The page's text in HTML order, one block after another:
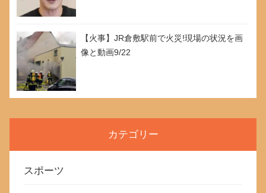
【火事】JR倉敷駅前で火災!現場の状況を画
像と動画9/22
カテゴリー
スポーツ